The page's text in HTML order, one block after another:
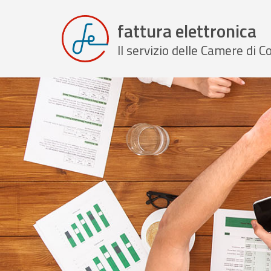
fattura elettronica
Il servizio delle Camere di